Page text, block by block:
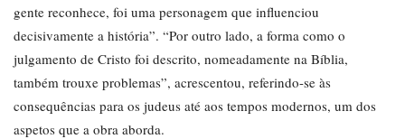
gente reconhece, foi uma personagem que influenciou
decisivamente a história”. “Por outro lado, a forma como o
julgamento de Cristo foi descrito, nomeadamente na Bíblia,
também trouxe problemas”, acrescentou, referindo-se às
consequências para os judeus até aos tempos modernos, um dos
aspetos que a obra aborda.